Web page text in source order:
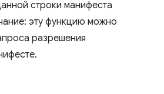
строки манифеста
эту функцию можно
разрешения